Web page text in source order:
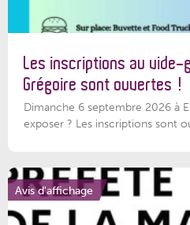
Les inscriptions au vide-
Grégoire sont ouvertes !
Dimanche 6 septembre 2026 à
exposer ? Les inscriptions sont
Avis d'affichage